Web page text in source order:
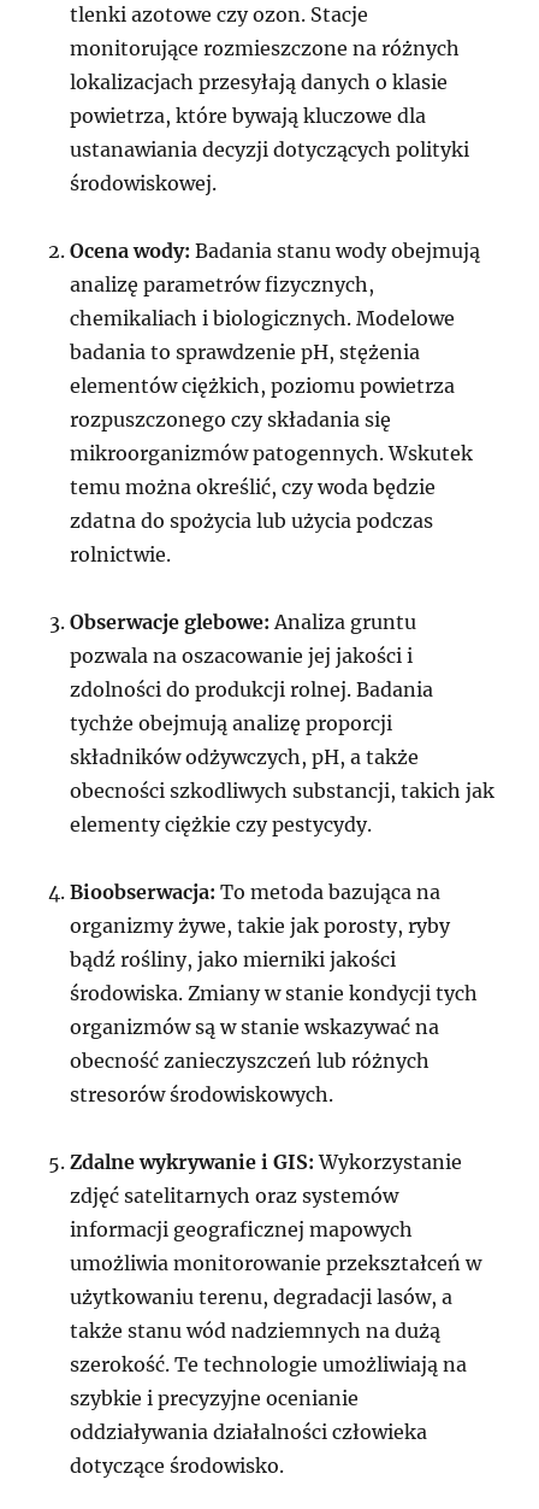
tlenki azotowe czy ozon. Stacje
monitorujące rozmieszczone na różnych
lokalizacjach przesyłają danych o klasie
powietrza, które bywają kluczowe dla
ustanawiania decyzji dotyczących polityki
środowiskowej.
Ocena wody: Badania stanu wody obejmują
analizę parametrów fizycznych,
chemikaliach i biologicznych. Modelowe
badania to sprawdzenie pH, stężenia
elementów ciężkich, poziomu powietrza
rozpuszczonego czy składania się
mikroorganizmów patogennych. Wskutek
temu można określić, czy woda będzie
zdatna do spożycia lub użycia podczas
rolnictwie.
Obserwacje glebowe: Analiza gruntu
pozwala na oszacowanie jej jakości i
zdolności do produkcji rolnej. Badania
tychże obejmują analizę proporcji
składników odżywczych, pH, a także
obecności szkodliwych substancji, takich jak
elementy ciężkie czy pestycydy.
Bioobserwacja: To metoda bazująca na
organizmy żywe, takie jak porosty, ryby
bądź rośliny, jako mierniki jakości
środowiska. Zmiany w stanie kondycji tych
organizmów są w stanie wskazywać na
obecność zanieczyszczeń lub różnych
stresorów środowiskowych.
Zdalne wykrywanie i GIS: Wykorzystanie
zdjęć satelitarnych oraz systemów
informacji geograficznej mapowych
umożliwia monitorowanie przekształceń w
użytkowaniu terenu, degradacji lasów, a
także stanu wód nadziemnych na dużą
szerokość. Te technologie umożliwiają na
szybkie i precyzyjne ocenianie
oddziaływania działalności człowieka
dotyczące środowisko.